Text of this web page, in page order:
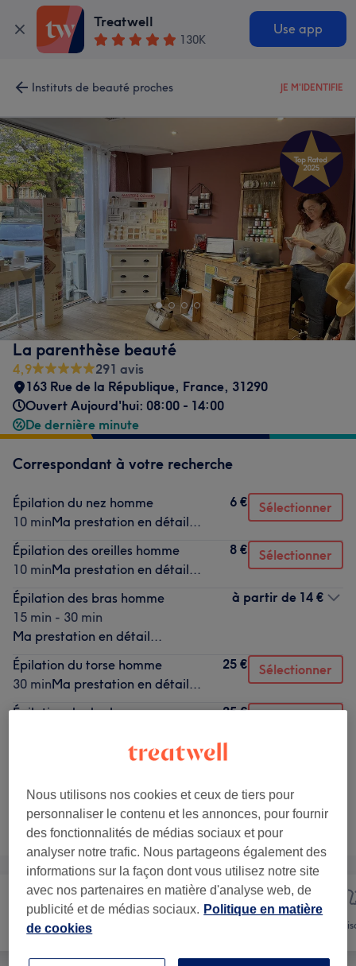
Treatwell
130K
Use app
Instituts de beauté proches JE M'IDENTIFIE
La parenthèse beauté
4,9
291 avis
163 Rue de la République, France, 31290
Ouvert Aujourd'hui: 08:00 - 14:00
De dernière minute
Correspondant à votre recherche
Épilation du nez homme
10 minMa prestation en détail...
6 € Sélectionner
Épilation des oreilles homme
10 minMa prestation en détail...
8 € Sélectionner
Épilation des bras homme
15 min - 30 min
Ma prestation en détail...
à partir de 14 €
Épilation du torse homme
30 minMa prestation en détail...
25 € Sélectionner
Épilation du dos homme
25 €
Ce n'est pas ce que vous recherchiez ?
Recherchez dans notre liste de prestations
Manucure et
Beauté des pieds
Nous utilisons nos cookies et ceux de tiers pour
personnaliser le contenu et les annonces, pour fournir
des fonctionnalités de médias sociaux et pour
analyser notre trafic. Nous partageons également des
informations sur la façon dont vous utilisez notre site
avec nos partenaires en matière d'analyse web, de
publicité et de médias sociaux. Politique en matière
de cookies